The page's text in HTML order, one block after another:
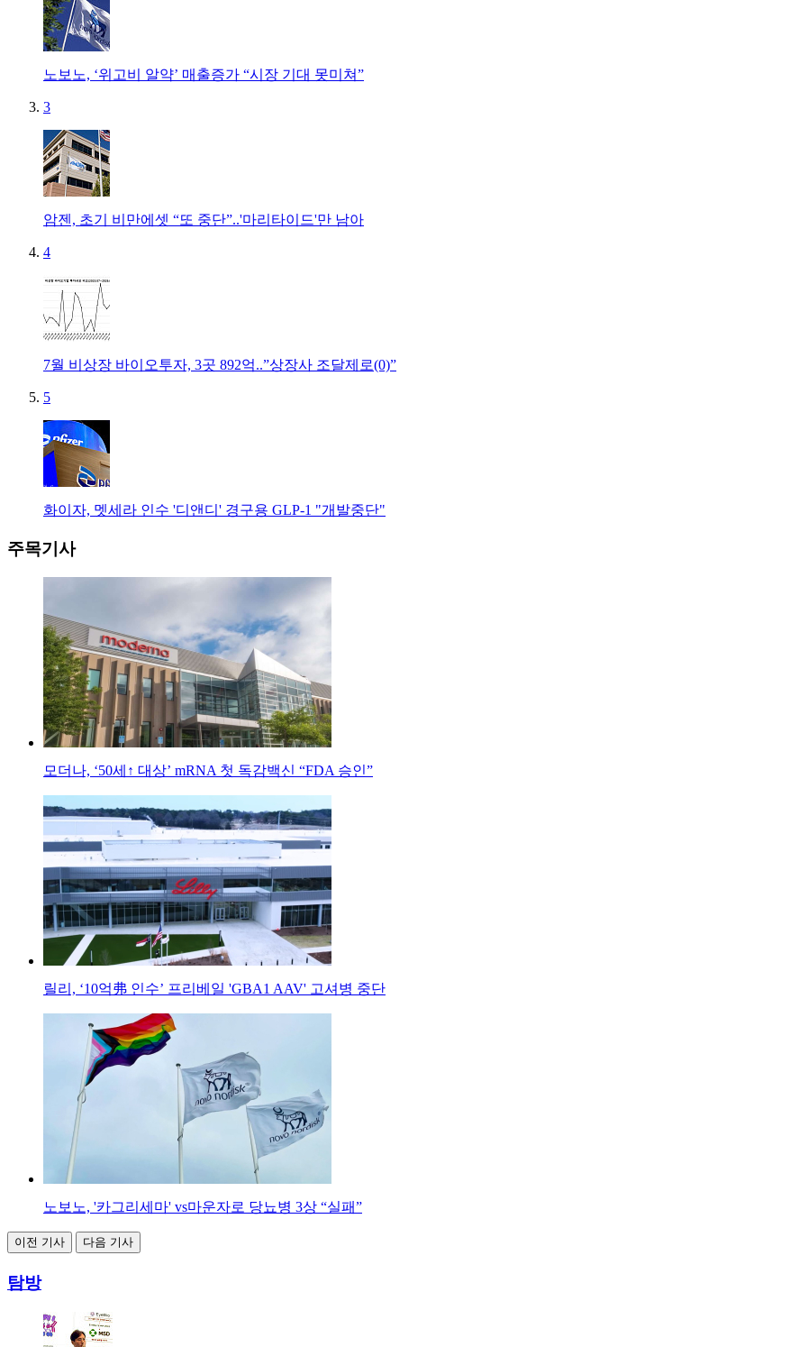
노보노, ‘위고비 알약’ 매출증가 “시장 기대 못미쳐”
3
암젠, 초기 비만에셋 “또 중단”..'마리타이드'만 남아
4
7월 비상장 바이오투자, 3곳 892억..”상장사 조달제로(0)”
5
화이자, 멧세라 인수 '디앤디' 경구용 GLP-1 "개발중단"
주목기사
모더나, ‘50세↑ 대상’ mRNA 첫 독감백신 “FDA 승인”
릴리, ‘10억弗 인수’ 프리베일 'GBA1 AAV' 고셔병 중단
노보노, '카그리세마' vs마운자로 당뇨병 3상 “실패”
이전 기사 다음 기사
탐방